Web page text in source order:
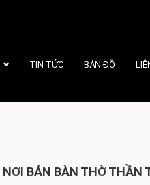
TIN TỨC BẢN ĐỒ
NƠI BÁN BÀN THỜ THẦN